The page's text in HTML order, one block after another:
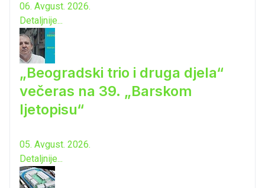
06. Avgust. 2026.
Detaljnije...
„Beogradski trio i druga djela“
večeras na 39. „Barskom
ljetopisu“
05. Avgust. 2026.
Detaljnije...